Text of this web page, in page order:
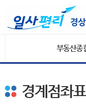
부동산종
경계점좌